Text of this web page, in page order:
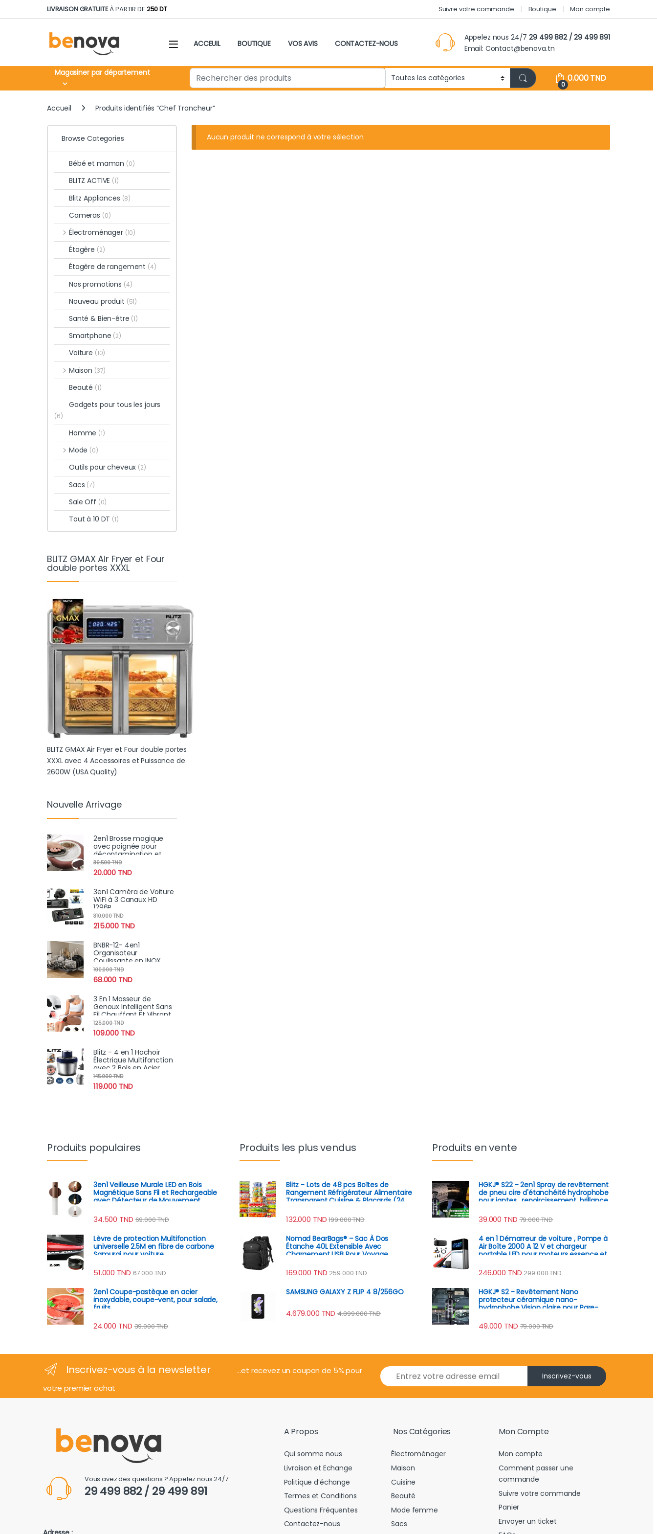
Skip to navigation
Skip to contentLIVRAISON GRATUITEÀ PARTIR DE 250 DT Suivre votre commande Boutique Mon compte
ACCEUIL BOUTIQUE VOS AVIS CONTACTEZ-NOUS
Appelez nous 24/729 499 882 / 29 499 891
Email: Contact@benova.tn
Magasiner par département Search for:
0
0.000TND
Accueil Produits identifiés “Chef Trancheur”
Aucun produit ne correspond à votre sélection.
Browse Categories
Bébé et maman (0)
BLITZ ACTIVE (1)
Blitz Appliances (8)
Cameras (0)
Électroménager (10)
Étagère (2)
Étagère de rangement (4)
Nos promotions (4)
Nouveau produit (51)
Santé & Bien-être (1)
Smartphone (2)
Voiture (10)
Maison (37)
Beauté (1)
Gadgets pour tous les jours
(6)
Homme (1)
Mode (0)
Outils pour cheveux (2)
Sacs (7)
Sale Off (0)
Tout à 10 DT (1)
BLITZ GMAX Air Fryer et Four
double portes XXXL
BLITZ GMAX Air Fryer et Four double portes
XXXL avec 4 Accessoires et Puissance de
2600W (USA Quality)
Nouvelle Arrivage
2en1 Brosse magique
avec poignée pour
décontamination et
nettoyage Super forte
(2pcs)
20.000 TND
39.500TND
3en1 Caméra de Voiture
WiFi à 3 Canaux HD
1296P
Avant/Arrière/Intérieur
Avec Vision Nocturne IR
215.000 TND
310.000TND
BNBR-12- 4en1
Organisateur
Coulissante en INOX
avec 8 séparateurs
réglables
68.000 TND
100.000TND
3 En 1 Masseur de
Genoux Intelligent Sans
Fil Chauffant Et Vibrant
pour Douleurs
Articulaires Avec 9
Modes De Massage
109.000 TND
125.000TND
Blitz - 4 en 1 Hachoir
Électrique Multifonction
avec 2 Bols en Acier
Inoxydable et éplucheur
ail
119.000 TND
145.000TND
Produits populaires
3en1 Veilleuse Murale LED en Bois
Magnétique Sans Fil et Rechargeable
avec Détecteur de Mouvement
34.500 TND 69.000TND
Lèvre de protection Multifonction
universelle 2.5M en fibre de carbone
Samurai pour voiture
51.000 TND 67.000TND
2en1 Coupe-pastèque en acier
inoxydable, coupe-vent, pour salade,
fruits
24.000 TND 39.000TND
Produits les plus vendus
Blitz - Lots de 48 pcs Boîtes de
Rangement Réfrigérateur Alimentaire
Transparent Cuisine & Placards (24
132.000 TND 199.000TND
Nomad BearBags® – Sac À Dos
Étanche 40L Extensible Avec
Chargement USB Pour Voyage
169.000 TND 259.000TND
SAMSUNG GALAXY Z FLIP 4 8/256GO
4.679.000 TND 4.899.000TND
Produits en vente
HGKJ® S22 - 2en1 Spray de revêtement
de pneu cire d'étanchéité hydrophobe
pour jantes , renoircissement, brillance,
39.000 TND 79.000TND
4 en 1 Démarreur de voiture , Pompe à
Air Boîte 2000 A 12 V et chargeur
portable LED pour moteurs essence et
246.000 TND 299.000TND
HGKJ® S2 - Revêtement Nano
protecteur céramique nano-
hydrophobe Vision claire pour Pare-
49.000 TND 79.000TND
Inscrivez-vous à la newsletter
...et recevez un coupon de 5% pour
votre premier achat
E
m
i
Inscrivez-vous
Vous avez des questions ? Appelez nous 24/7
29 499 882 / 29 499 891
A Propos
Qui somme nous
Livraison et Echange
Politique d’échange
Termes et Conditions
Questions Fréquentes
Contactez-nous
Nos Catégories
Électroménager
Maison
Cuisine
Beauté
Mode femme
Sacs
Mon Compte
Mon compte
Comment passer une
commande
Suivre votre commande
Panier
Envoyer un ticket